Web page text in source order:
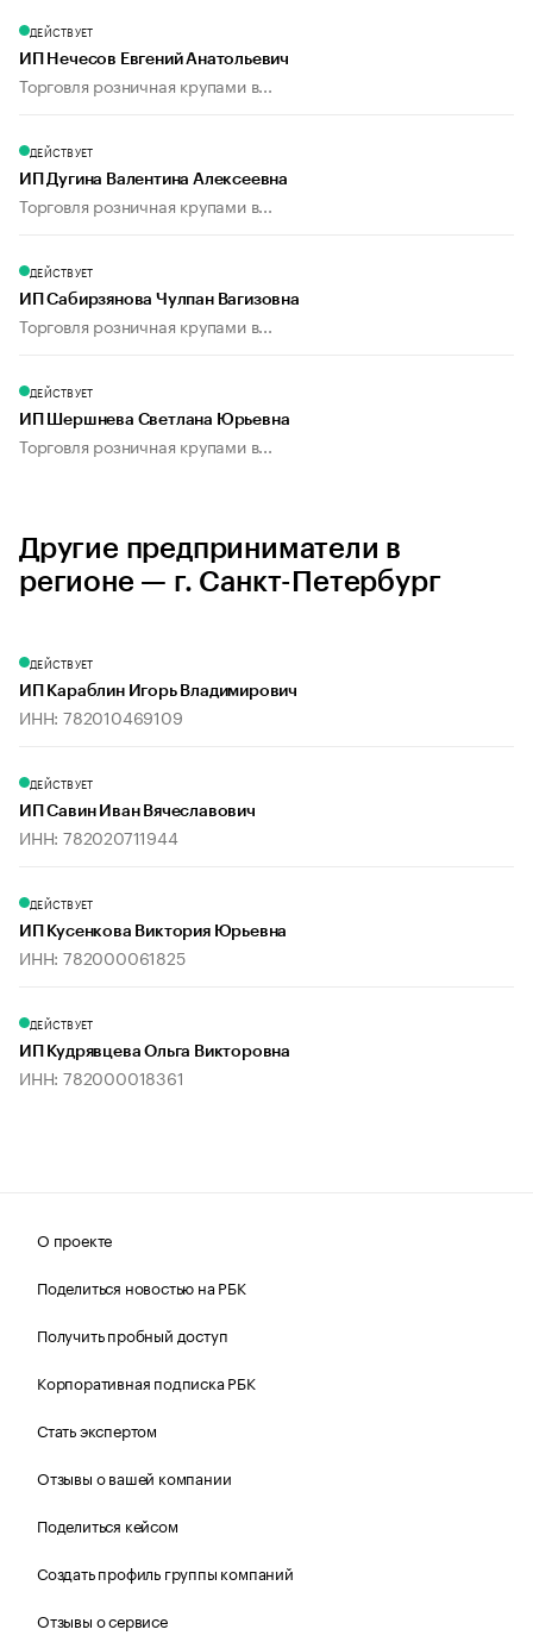
ДЕЙСТВУЕТ
ИП Нечесов Евгений Анатольевич
Торговля розничная крупами в...
ДЕЙСТВУЕТ
ИП Дугина Валентина Алексеевна
Торговля розничная крупами в...
ДЕЙСТВУЕТ
ИП Сабирзянова Чулпан Вагизовна
Торговля розничная крупами в...
ДЕЙСТВУЕТ
ИП Шершнева Светлана Юрьевна
Торговля розничная крупами в...
Другие предприниматели в
регионе — г. Санкт-Петербург
ДЕЙСТВУЕТ
ИП Караблин Игорь Владимирович
ИНН: 782010469109
ДЕЙСТВУЕТ
ИП Савин Иван Вячеславович
ИНН: 782020711944
ДЕЙСТВУЕТ
ИП Кусенкова Виктория Юрьевна
ИНН: 782000061825
ДЕЙСТВУЕТ
ИП Кудрявцева Ольга Викторовна
ИНН: 782000018361
О проекте
Поделиться новостью на РБК
Получить пробный доступ
Корпоративная подписка РБК
Стать экспертом
Отзывы о вашей компании
Поделиться кейсом
Создать профиль группы компаний
Отзывы о сервисе